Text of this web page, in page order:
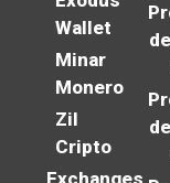
Wallet
Minar
Monero
Zil
Cripto